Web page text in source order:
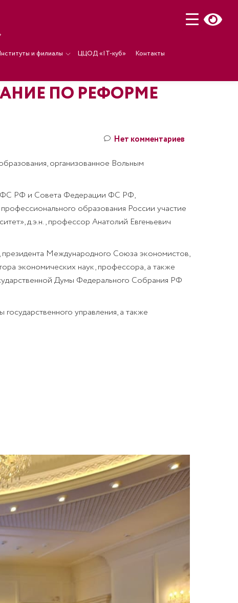
и филиалы ЦЦОД «IT-куб»
Контакты
ПО РЕФОРМЕ
Нет комментариев
организованное Вольным
ФС РФ и Совета Федерации ФС РФ,
образования России участие
д.э.н., профессор Анатолий Евгеньевич
Международного Союза экономистов,
экономических наук, профессора, а также
Думы Федерального Собрания РФ
управления, а также